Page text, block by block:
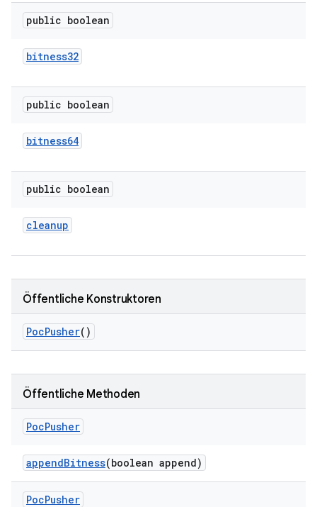
public boolean
bitness32
public boolean
bitness64
public boolean
cleanup
Öffentliche Konstruktoren
PocPusher()
Öffentliche Methoden
PocPusher
appendBitness(boolean append)
PocPusher